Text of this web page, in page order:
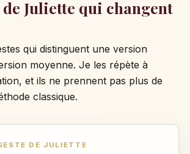
de Juliette qui changent
qui distinguent une version
moyenne. Je les répète à
et ils ne prennent pas plus de
classique.
DE JULIETTE